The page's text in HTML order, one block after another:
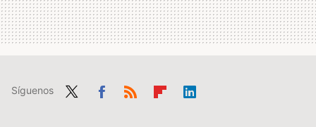
Síguenos